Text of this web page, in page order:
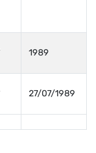
1989
27/07/1989